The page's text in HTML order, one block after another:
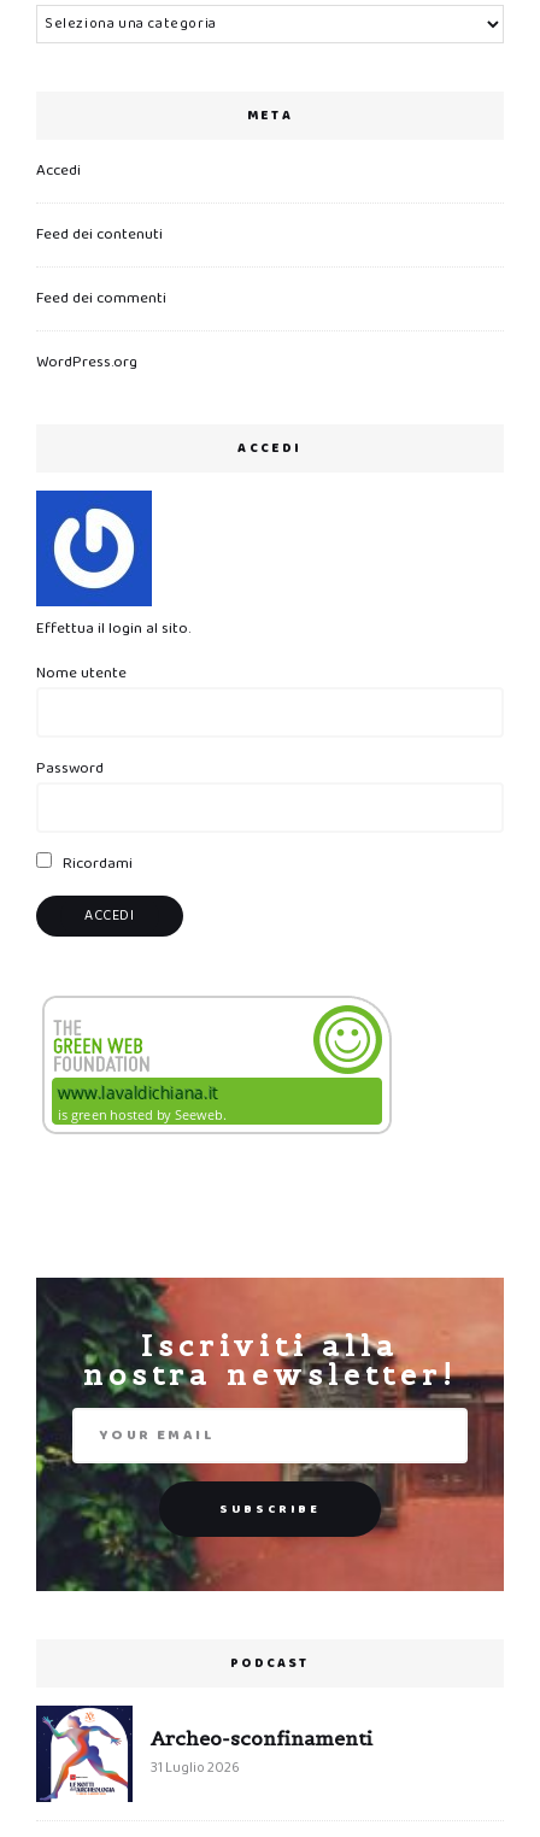
Categorie
META
Accedi
Feed dei contenuti
Feed dei commenti
WordPress.org
ACCEDI
Effettua il login al sito.
Nome utente
Password
Ricordami
Iscriviti alla
nostra newsletter!
PODCAST
Archeo-sconfinamenti
31 Luglio 2026